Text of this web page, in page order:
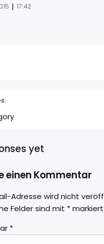
| 17:42
yet
einen Kommentar
Adresse wird nicht
Felder sind mit *markiert
*